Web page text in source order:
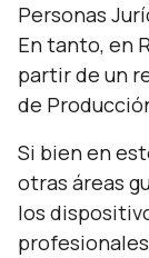
Personas
En tanto, en
partir de un
de
Si bien en
otras áreas
los